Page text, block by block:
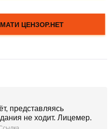
представляясь
не ходит. Лицемер.